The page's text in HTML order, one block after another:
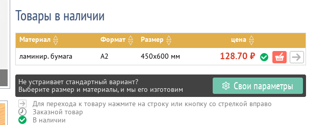
Товары в наличии
Материал Формат Размер
цена
ламинир. бумага
А2 450х600 мм 128.70 ₽
Не устраивает стандартный вариант?
Выберите размер и материалы, и мы его изготовим
Свои параметры
Для перехода к товару нажмите на строку или кнопку со стрелкой вправо
Заказной товар
В наличии